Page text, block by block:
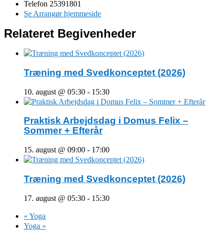
Telefon 25391801
Se Arrangør hjemmeside
Relateret Begivenheder
Træning med Svedkonceptet (2026)
10. august @ 05:30 - 15:30
Praktisk Arbejdsdag i Domus Felix –
Sommer + Efterår
15. august @ 09:00 - 17:00
Træning med Svedkonceptet (2026)
17. august @ 05:30 - 15:30
« Yoga
Yoga »